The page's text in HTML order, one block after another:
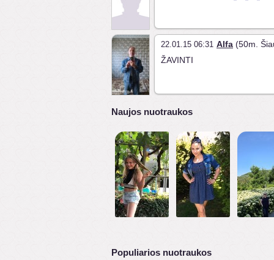
22.01.15 06:31 Alfa (50m.
ŽAVINTI
Naujos nuotraukos
Populiarios nuotraukos